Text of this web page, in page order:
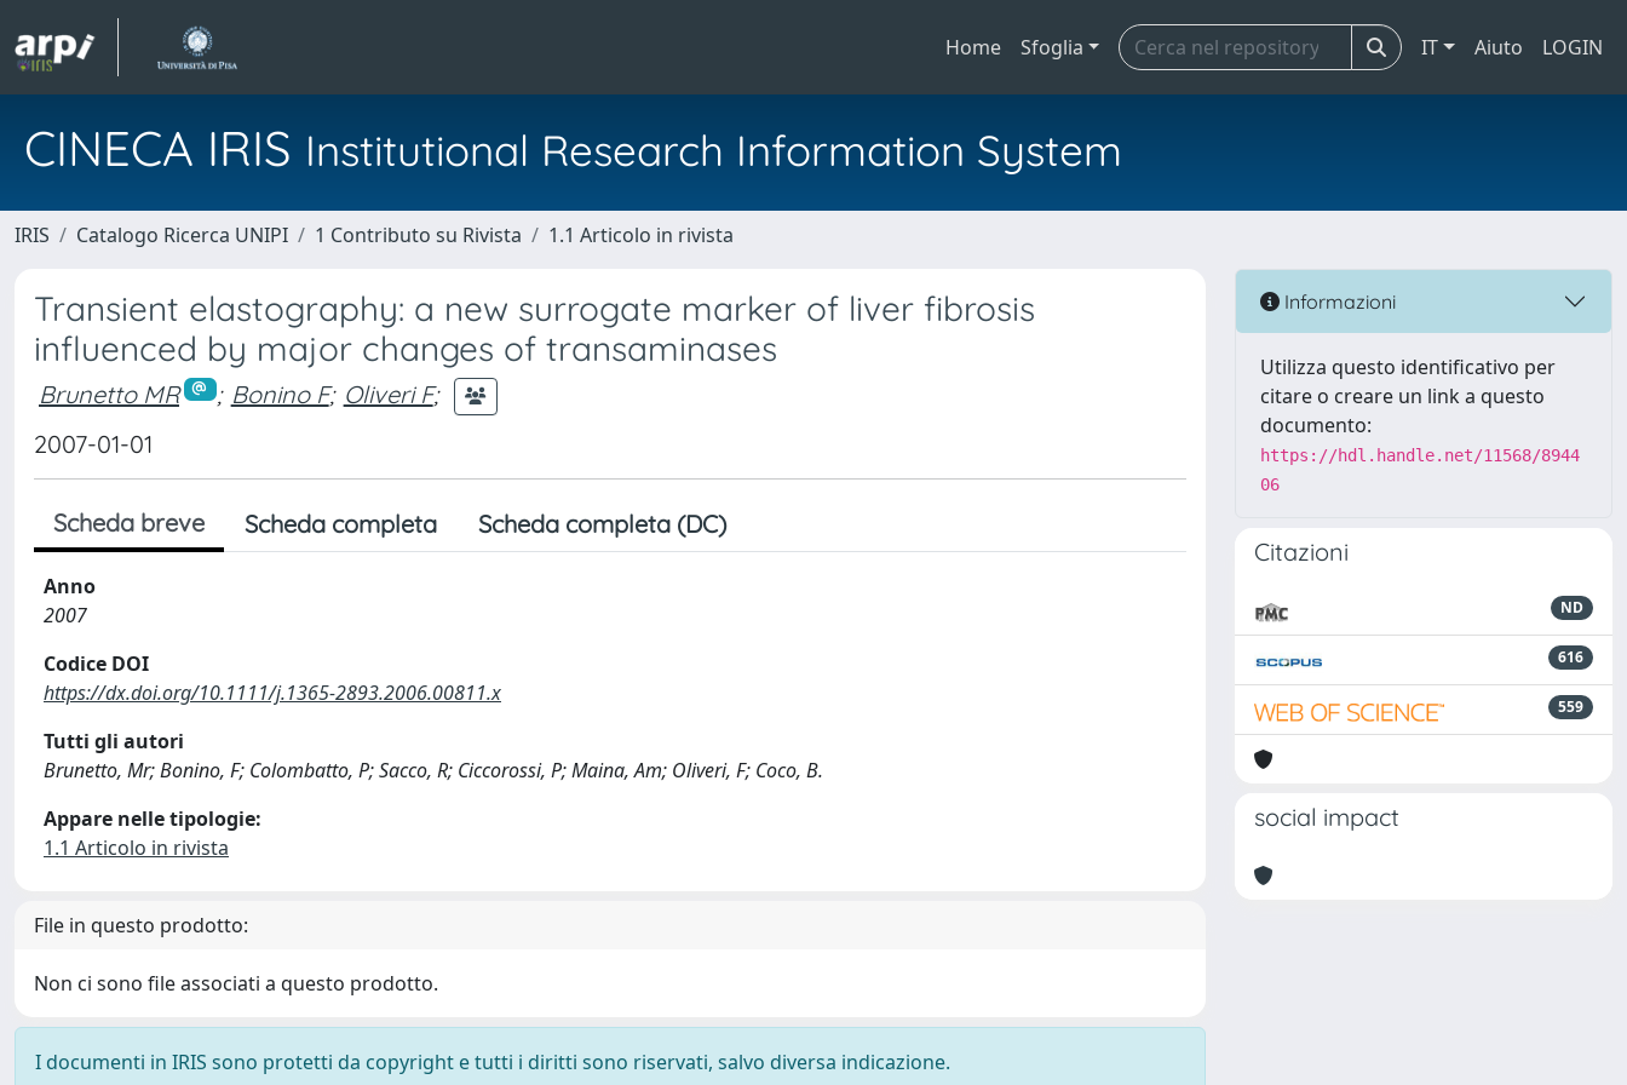
Home Sfoglia IT Aiuto LOGIN
CINECA IRIS Institutional Research Information System
IRIS Catalogo Ricerca UNIPI 1 Contributo su Rivista 1.1 Articolo in rivista
Transient elastography: a new surrogate marker of liver fibrosis
influenced by major changes of transaminases
Brunetto MR ; Bonino F; Oliveri F;
2007-01-01
Scheda breve Scheda completa Scheda completa (DC)
Anno
2007
Codice DOI
https://dx.doi.org/10.1111/j.1365-2893.2006.00811.x
Tutti gli autori
Brunetto, Mr; Bonino, F; Colombatto, P; Sacco, R; Ciccorossi, P; Maina, Am; Oliveri, F; Coco, B.
Appare nelle tipologie:
1.1 Articolo in rivista
File in questo prodotto:
Non ci sono file associati a questo prodotto.
I documenti in IRIS sono protetti da copyright e tutti i diritti sono riservati, salvo diversa indicazione.
Informazioni
Utilizza questo identificativo per
citare o creare un link a questo
documento:
https://hdl.handle.net/11568/8944
06
Citazioni
ND
616
559
social impact